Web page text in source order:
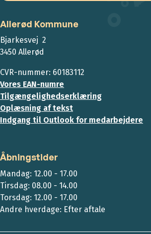
Allerød Kommune
Bjarkesvej 2
3450 Allerød
CVR-nummer: 60183112
Vores EAN-numre
Tilgængelighedserklæring
Oplæsning af tekst
Indgang til Outlook for medarbejdere
Åbningstider
Mandag: 12.00 - 17.00
Tirsdag: 08.00 - 14.00
Torsdag: 12.00 - 17.00
Andre hverdage: Efter aftale